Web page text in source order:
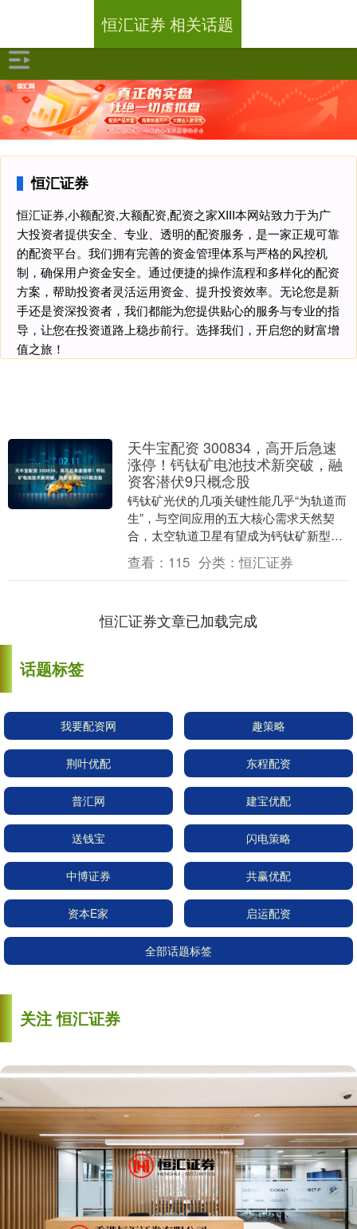
恒汇证券
恒汇证券,小额配资,大额配资,配资之家XIII‌本网站致力于为广
大投资者提供安全、专业、透明的配资服务，是一家正规可靠
的配资平台。我们拥有完善的资金管理体系与严格的风控机
制，确保用户资金安全。通过便捷的操作流程和多样化的配资
方案，帮助投资者灵活运用资金、提升投资效率。无论您是新
手还是资深投资者，我们都能为您提供贴心的服务与专业的指
导，让您在投资道路上稳步前行。选择我们，开启您的财富增
值之旅！
恒汇证券 相关话题
天牛宝配资 300834，高开后急速
涨停！钙钛矿电池技术新突破，融
资客潜伏9只概念股
钙钛矿光伏的几项关键性能几乎“为轨道而
生”，与空间应用的五大核心需求天然契
合，太空轨道卫星有望成为钙钛矿新型应
用领域。 星辉环材股权转让，股价涨停 3
月31日早....
查看： 115 分类：恒汇证券
恒汇证券文章已加载完成
话题标签
我要配资网 趣策略
荆叶优配 东程配资
普汇网 建宝优配
送钱宝 闪电策略
中博证券 共赢优配
资本E家 启运配资
全部话题标签
关注 恒汇证券